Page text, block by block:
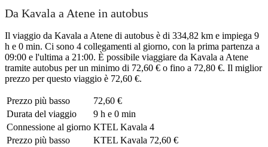
Da Kavala a Atene in autobus
Il viaggio da Kavala a Atene di autobus è di 334,82 km e impiega 9
h e 0 min. Ci sono 4 collegamenti al giorno, con la prima partenza a
09:00 e l'ultima a 21:00. È possibile viaggiare da Kavala a Atene
tramite autobus per un minimo di 72,60 € o fino a 72,80 €. Il miglior
prezzo per questo viaggio è 72,60 €.
Prezzo più basso
72,60 €
Durata del viaggio
9 h e 0 min
Connessione al giorno KTEL Kavala 4
Prezzo più basso
KTEL Kavala 72,60 €